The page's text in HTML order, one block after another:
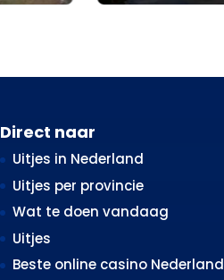
Direct naar
Uitjes in Nederland
Uitjes per provincie
Wat te doen vandaag
Uitjes
Beste online casino Nederland